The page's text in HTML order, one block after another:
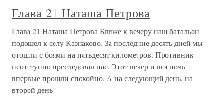
Глава 21 Наташа Петрова
Глава 21 Наташа Петрова Ближе к вечеру наш батальон
подошел к селу Казнаково. За последние десять дней мы
отошли с боями на пятьдесят километров. Противник
неотступно преследовал нас. Этот вечер и вся ночь
впервые прошли спокойно. А на следующий день, на
второй день